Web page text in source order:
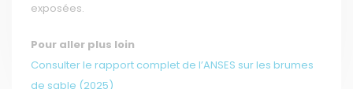
exposées.
Pour aller plus loin
Consulter le rapport complet de l’ANSES sur les brumes
de sable (2025)